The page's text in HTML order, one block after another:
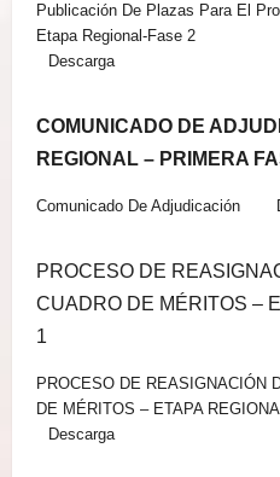
Publicación De Plazas Para El
Etapa Regional-Fase 2
Descarga
COMUNICADO DE
REGIONAL – PRIMERA
Comunicado De Adjudicación
PROCESO DE
CUADRO DE MÉRITOS –
1
PROCESO DE REASIGNACIÓN
DE MÉRITOS – ETAPA
Descarga